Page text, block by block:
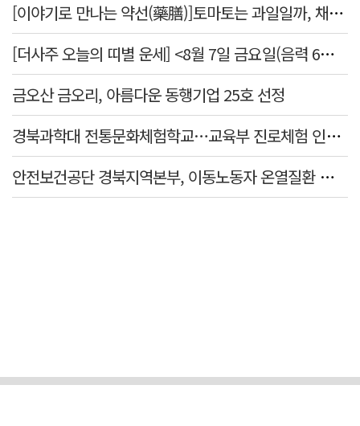
[이야기로 만나는 약선(藥膳)]토마토는 과일일까, 채소일까
[더사주 오늘의 띠별 운세] <8월 7일 금요일(음력 6월25일)>
금오산 금오리, 아름다운 동행기업 25호 선정
경북과학대 전통문화체험학교…교육부 진로체험 인증기관 선정
안전보건공단 경북지역본부, 이동노동자 온열질환 예방 캠페인